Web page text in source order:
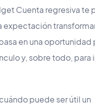
Cuenta regresiva te
expectación
en una oportunidad
y, sobre todo, para
puede ser útil un